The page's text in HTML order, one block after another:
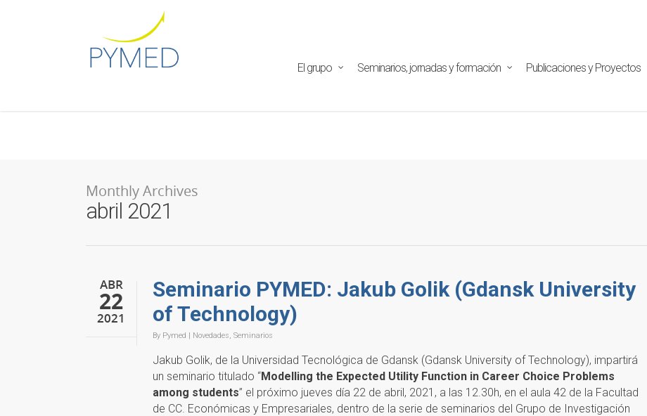
: Creating default object from empty value in
framework/ReduxCore/inc/class.redux_filesystem.php
El grupo Seminarios, jornadas y formación Publicaciones y Proyectos
Monthly Archives
abril 2021
ABR
22
2021
Seminario PYMED: Jakub Golik (Gdansk University
of Technology)
By Pymed | Novedades Seminarios
Jakub Golik, de la Universidad Tecnológica de Gdansk (Gdansk University of Technology), impartirá
un seminario titulado “Modelling the Expected Utility Function in Career Choice Problems
among students” el próximo jueves día 22 de abril, 2021, a las 12.30h, en el aula 42 de la Facultad
de CC. Económicas y Empresariales, dentro de la serie de seminarios del Grupo de Investigación